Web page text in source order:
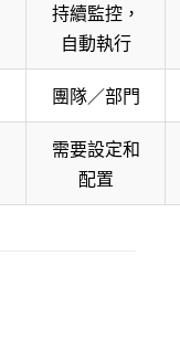
持續監控，
自動執行
團隊／部門
需要設定和
配置